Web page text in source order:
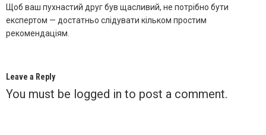
Щоб ваш пухнастий друг був щасливий, не потрібно бути
експертом — достатньо слідувати кільком простим
рекомендаціям.
Leave a Reply
You must be logged in to post a comment.